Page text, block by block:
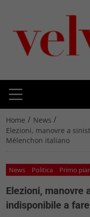
Home / News /
Elezioni, manovre a
Mélenchon italiano
News Politica Primo
Elezioni, manovre
indisponibile a